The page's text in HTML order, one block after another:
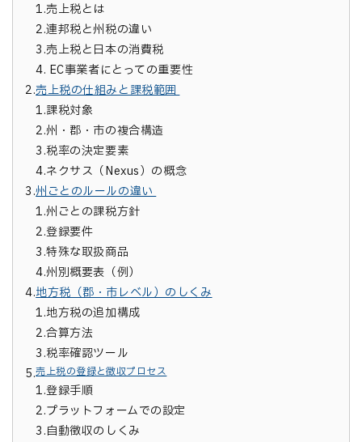
1.売上税とは
2.連邦税と州税の違い
3.売上税と日本の消費税
4. EC事業者にとっての重要性
2.売上税の仕組みと課税範囲
1.課税対象
2.州・郡・市の複合構造
3.税率の決定要素
4.ネクサス（Nexus）の概念
3.州ごとのルールの違い
1.州ごとの課税方針
2.登録要件
3.特殊な取扱商品
4.州別概要表（例）
4.地方税（郡・市レベル）のしくみ
1.地方税の追加構成
2.合算方法
3.税率確認ツール
5.売上税の登録と徴収プロセス
1.登録手順
2.プラットフォームでの設定
3.自動徴収のしくみ